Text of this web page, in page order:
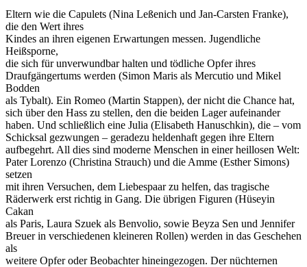
Eltern wie die Capulets (Nina Leßenich und Jan-Carsten Franke),
die den Wert ihres
Kindes an ihren eigenen Erwartungen messen. Jugendliche
Heißsporne,
die sich für unverwundbar halten und tödliche Opfer ihres
Draufgängertums werden (Simon Maris als Mercutio und Mikel
Bodden
als Tybalt). Ein Romeo (Martin Stappen), der nicht die Chance hat,
sich über den Hass zu stellen, den die beiden Lager aufeinander
haben. Und schließlich eine Julia (Elisabeth Hanuschkin), die – vom
Schicksal gezwungen – geradezu heldenhaft gegen ihre Eltern
aufbegehrt. All dies sind moderne Menschen in einer heillosen Welt:
Pater Lorenzo (Christina Strauch) und die Amme (Esther Simons)
setzen
mit ihren Versuchen, dem Liebespaar zu helfen, das tragische
Räderwerk erst richtig in Gang. Die übrigen Figuren (Hüseyin
Cakan
als Paris, Laura Szuek als Benvolio, sowie Beyza Sen und Jennifer
Breuer in verschiedenen kleineren Rollen) werden in das Geschehen
als
weitere Opfer oder Beobachter hineingezogen. Der nüchternen